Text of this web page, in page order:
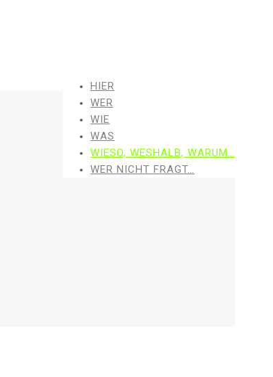
HIER
WER
WIE
WAS
WIESO, WESHALB, WARUM…
WER NICHT FRAGT…